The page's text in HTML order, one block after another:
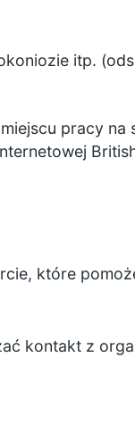
itp.
pracy na
które
kontakt z